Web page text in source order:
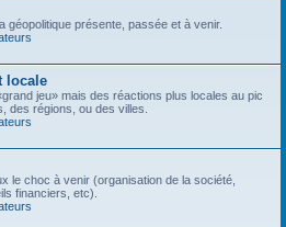
géopolitique présente, passée et à venir.
locale
jeu» mais des réactions plus locales au pic
des régions, ou des villes.
le choc à venir (organisation de la société,
financiers, etc).